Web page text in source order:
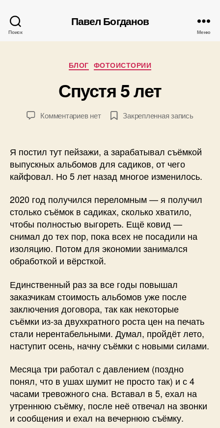
Поиск
Павел Богданов
Меню
Рубрики
БЛОГ ФОТОИСТОРИИ
Спустя 5 лет
записи
в
:
а
в
л
г
д
а
о
записи
1
8
.
1
.
2
5
Комментариевк
лет
нет Закрепленная запись
Я постил тут пейзажи, а зарабатывал съёмкой
выпускных альбомов для садиков, от чего
кайфовал. Но 5 лет назад многое изменилось.
2020 год получился переломным — я получил
столько съёмок в садиках, сколько хватило,
чтобы полностью выгореть. Ещё ковид —
снимал до тех пор, пока всех не посадили на
изоляцию. Потом для экономии занимался
обработкой и вёрсткой.
Единственный раз за все годы повышал
заказчикам стоимость альбомов уже после
заключения договора, так как некоторые
съёмки из-за двухкратного роста цен на печать
стали нерентабельными. Думал, пройдёт лето,
наступит осень, начну съёмки с новыми силами.
Месяца три работал с давлением (поздно
понял, что в ушах шумит не просто так) и с 4
часами тревожного сна. Вставал в 5, ехал на
утреннюю съёмку, после неё отвечал на звонки
и сообщения и ехал на вечернюю съёмку.